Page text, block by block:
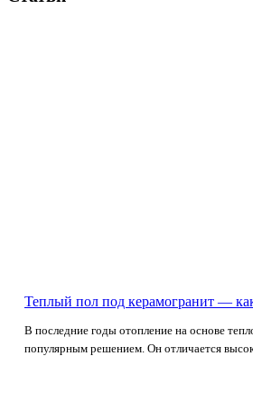
Теплый пол под керамогранит —
В последние годы отопление на основе
популярным решением. Он отличается